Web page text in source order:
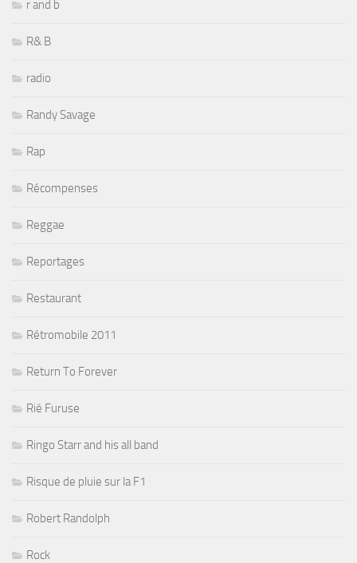
r and b
R& B
radio
Randy Savage
Rap
Récompenses
Reggae
Reportages
Restaurant
Rétromobile 2011
Return To Forever
Rié Furuse
Ringo Starr and his all band
Risque de pluie sur la F1
Robert Randolph
Rock